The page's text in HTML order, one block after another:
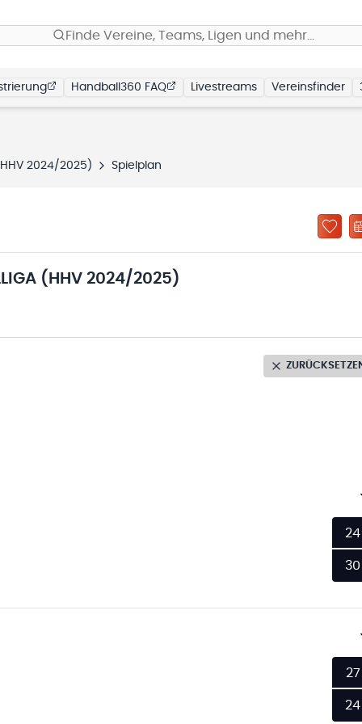
Finde Vereine, Teams, Ligen und mehr…
Handball360 FAQ Livestreams Vereinsfinder
2024/2025) Spielplan
(HHV 2024/2025)
24
30
27
24